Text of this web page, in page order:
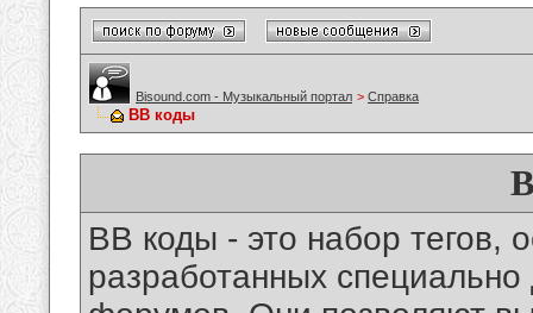
Bisound.com - Музыкальный портал > Справка
BB коды
BB коды - это набор тегов,
разработанных